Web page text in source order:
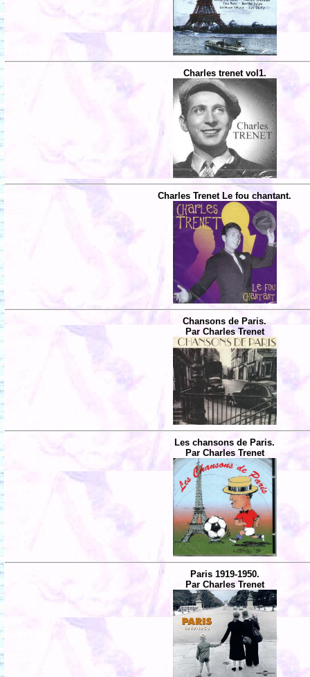
Charles trenet vol1.
Charles Trenet Le fou chantant.
Chansons de Paris.
Par Charles Trenet
Les chansons de Paris.
Par Charles Trenet
Paris 1919-1950.
Par Charles Trenet